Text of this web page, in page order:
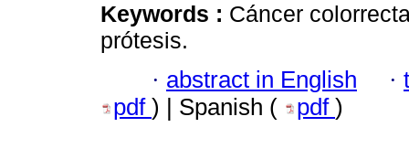
Keywords : Cáncer
prótesis.
· abstract in English ·
pdf ) | Spanish ( pdf )